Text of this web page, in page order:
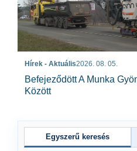
Hírek - Aktuális2026. 08. 05.
Befejeződött A Munka
Között
Egyszerű keresés